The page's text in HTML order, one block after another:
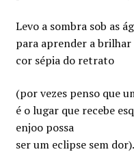
Levo a sombra sob as
para aprender a brilhar
cor sépia do retrato
(por vezes penso que
é o lugar que recebe
enjoo possa
ser um eclipse sem dor).